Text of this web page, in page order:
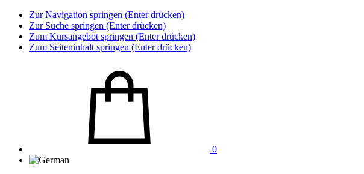
Zur Navigation springen (Enter drücken)
Zur Suche springen (Enter drücken)
Zum Kursangebot springen (Enter drücken)
Zum Seiteninhalt springen (Enter drücken)
0